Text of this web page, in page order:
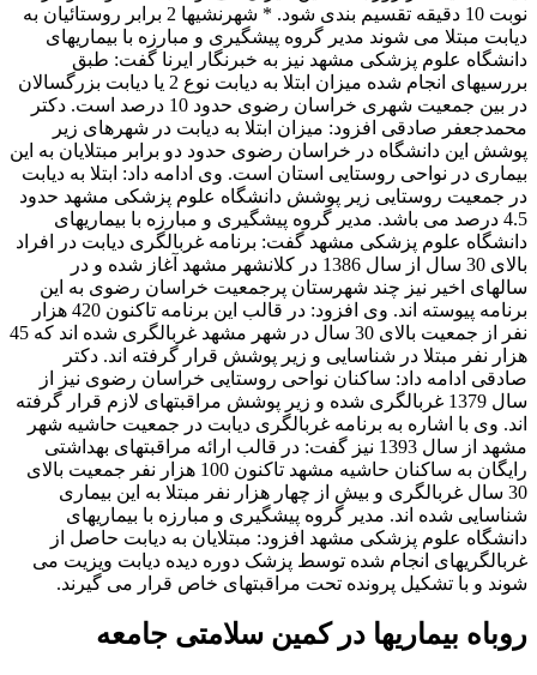
نوبت 10 دقیقه تقسیم بندی شود. * شهرنشیها 2 برابر روستائیان به
دیابت مبتلا می شوند مدیر گروه پیشگیری و مبارزه با بیماریهای
دانشگاه علوم پزشکی مشهد نیز به خبرنگار ایرنا گفت: طبق
بررسیهای انجام شده میزان ابتلا به دیابت نوع 2 یا دیابت بزرگسالان
در بین جمعیت شهری خراسان رضوی حدود 10 درصد است. دکتر
محمدجعفر صادقی افزود: میزان ابتلا به دیابت در شهرهای زیر
پوشش این دانشگاه در خراسان رضوی حدود دو برابر مبتلایان به این
بیماری در نواحی روستایی استان است. وی ادامه داد: ابتلا به دیابت
در جمعیت روستایی زیر پوشش دانشگاه علوم پزشکی مشهد حدود
4.5 درصد می باشد. مدیر گروه پیشگیری و مبارزه با بیماریهای
دانشگاه علوم پزشکی مشهد گفت: برنامه غربالگری دیابت در افراد
بالای 30 سال از سال 1386 در کلانشهر مشهد آغاز شده و در
سالهای اخیر نیز چند شهرستان پرجمعیت خراسان رضوی به این
برنامه پیوسته اند. وی افزود: در قالب این برنامه تاکنون 420 هزار
نفر از جمعیت بالای 30 سال در شهر مشهد غربالگری شده اند که 45
هزار نفر مبتلا در شناسایی و زیر پوشش قرار گرفته اند. دکتر
صادقی ادامه داد: ساکنان نواحی روستایی خراسان رضوی نیز از
سال 1379 غربالگری شده و زیر پوشش مراقبتهای لازم قرار گرفته
اند. وی با اشاره به برنامه غربالگری دیابت در جمعیت حاشیه شهر
مشهد از سال 1393 نیز گفت: در قالب ارائه مراقبتهای بهداشتی
رایگان به ساکنان حاشیه مشهد تاکنون 100 هزار نفر جمعیت بالای
30 سال غربالگری و بیش از چهار هزار نفر مبتلا به این بیماری
شناسایی شده اند. مدیر گروه پیشگیری و مبارزه با بیماریهای
دانشگاه علوم پزشکی مشهد افزود: مبتلایان به دیابت حاصل از
غربالگریهای انجام شده توسط پزشک دوره دیده دیابت ویزیت می
شوند و با تشکیل پرونده تحت مراقبتهای خاص قرار می گیرند.
روباه بیماریها در کمین سلامتی جامعه